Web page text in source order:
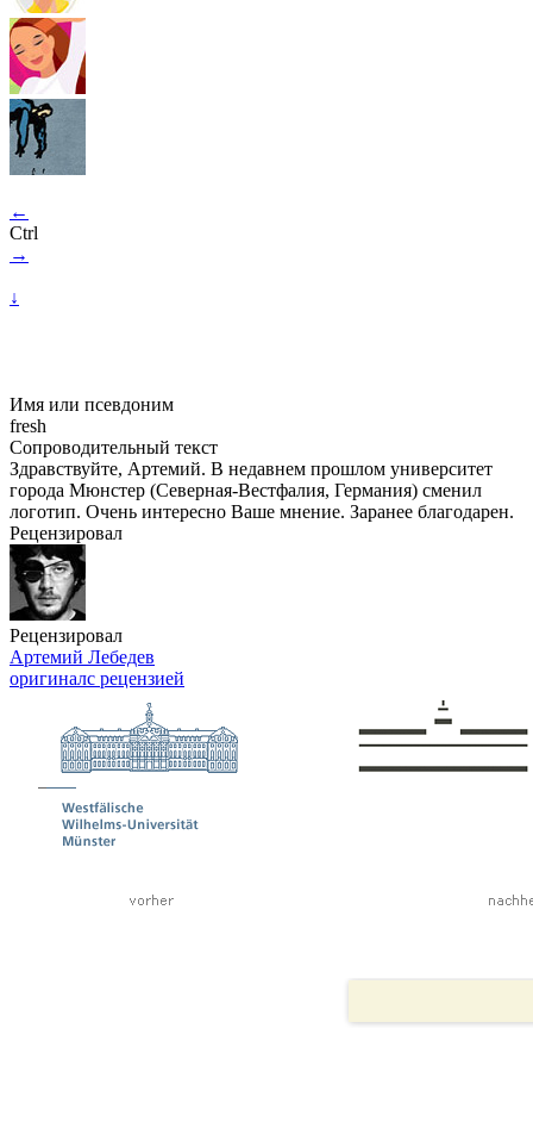
←
Ctrl
→
↓
Имя или псевдоним
fresh
Сопроводительный текст
Здравствуйте, Артемий. В недавнем прошлом университет
города Мюнстер (Северная-Вестфалия, Германия) сменил
логотип. Очень интересно Ваше мнение. Заранее благодарен.
Рецензировал
Рецензировал
Артемий Лебедев
оригиналс рецензией